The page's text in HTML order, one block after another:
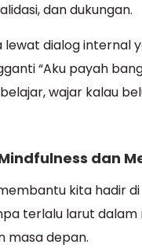
dan dukungan.
lewat dialog internal
“Aku payah
wajar kalau
dan
kita hadir
terlalu larut dalam
masa depan.